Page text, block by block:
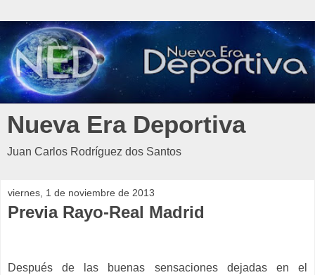
Nueva Era Deportiva
Juan Carlos Rodríguez dos Santos
viernes, 1 de noviembre de 2013
Previa Rayo-Real Madrid
Después de las buenas sensaciones dejadas en el